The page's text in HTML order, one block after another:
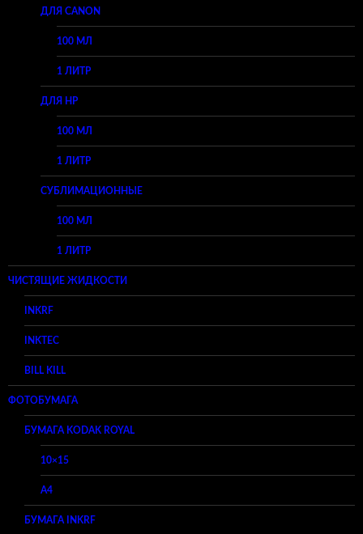
ДЛЯ CANON
100 МЛ
1 ЛИТР
ДЛЯ HP
100 МЛ
1 ЛИТР
СУБЛИМАЦИОННЫЕ
100 МЛ
1 ЛИТР
ЧИСТЯЩИЕ ЖИДКОСТИ
INKRF
INKTEC
BILL KILL
ФОТОБУМАГА
БУМАГА KODAK ROYAL
10×15
A4
БУМАГА INKRF